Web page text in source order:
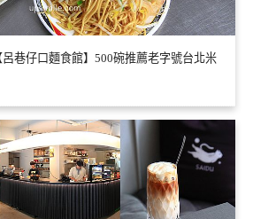
巷仔口麵食館】500碗推薦老字號台北米